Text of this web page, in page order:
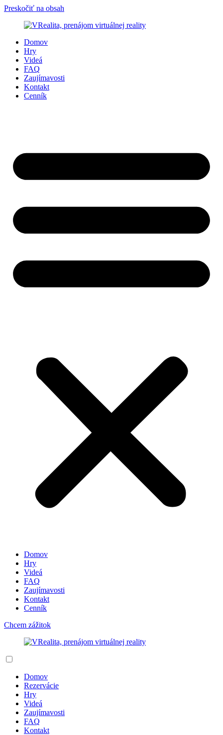
Preskočiť na obsah
Domov
Hry
Videá
FAQ
Zaujímavosti
Kontakt
Cenník
Domov
Hry
Videá
FAQ
Zaujímavosti
Kontakt
Cenník
Chcem zážitok
Domov
Rezervácie
Hry
Videá
Zaujímavosti
FAQ
Kontakt